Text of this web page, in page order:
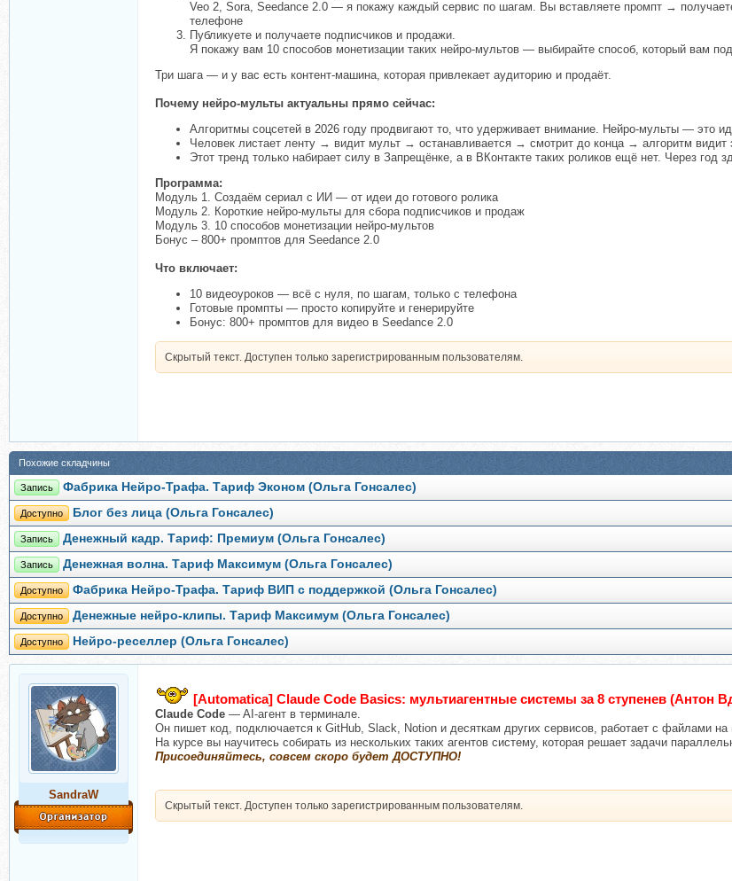
Veo 2, Sora, Seedance 2.0 — я покажу каждый сервис по шагам. Вы вставляете промпт →
телефоне
Публикуете и получаете подписчиков и продажи.
Я покажу вам 10 способов монетизации таких нейро-мультов — выбирайте способ, который вам
Три шага — и у вас есть контент-машина, которая привлекает аудиторию и продаёт.
Почему нейро-мульты актуальны прямо сейчас:
Алгоритмы соцсетей в 2026 году продвигают то, что удерживает внимание. Нейро-мульты — это
Человек листает ленту → видит мульт → останавливается → смотрит до конца → алгоритм
Этот тренд только набирает силу в Запрещёнке, а в ВКонтакте таких роликов ещё нет. Через год
Программа:
Модуль 1. Создаём сериал с ИИ — от идеи до готового ролика
Модуль 2. Короткие нейро-мульты для сбора подписчиков и продаж
Модуль 3. 10 способов монетизации нейро-мультов
Бонус – 800+ промптов для Seedance 2.0
Что включает:
10 видеоуроков — всё с нуля, по шагам, только с телефона
Готовые промпты — просто копируйте и генерируйте
Бонус: 800+ промптов для видео в Seedance 2.0
Скрытый текст. Доступен только зарегистрированным пользователям.
Похожие складчины
Запись Фабрика Нейро-Трафа. Тариф Эконом (Ольга Гонсалес)
Доступно Блог без лица (Ольга Гонсалес)
Запись Денежный кадр. Тариф: Премиум (Ольга Гонсалес)
Запись Денежная волна. Тариф Максимум (Ольга Гонсалес)
Доступно Фабрика Нейро-Трафа. Тариф ВИП с поддержкой (Ольга Гонсалес)
Доступно Денежные нейро-клипы. Тариф Максимум (Ольга Гонсалес)
Доступно Нейро-реселлер (Ольга Гонсалес)
SandraW
[Automatica] Claude Code Basics: мультиагентные системы за 8 ступенев (Антон
Claude Code — AI-агент в терминале.
Он пишет код, подключается к GitHub, Slack, Notion и десяткам других сервисов, работает с файлами
На курсе вы научитесь собирать из нескольких таких агентов систему, которая решает задачи
Присоединяйтесь, совсем скоро будет ДОСТУПНО!
Скрытый текст. Доступен только зарегистрированным пользователям.